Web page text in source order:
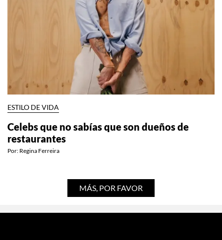
ESTILO DE VIDA
Celebs que no sabías que son dueños de
restaurantes
Por: Regina Ferreira
MÁS, POR FAVOR